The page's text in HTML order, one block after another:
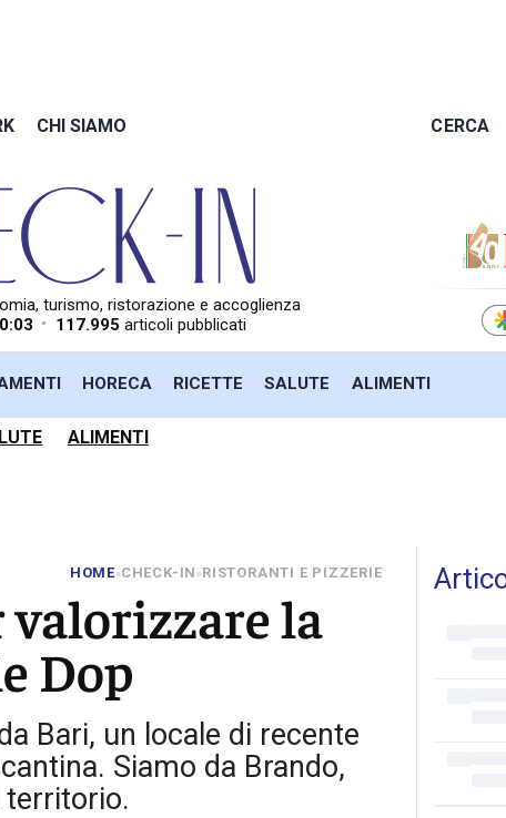
CHI SIAMO CERCA
turismo, ristorazione e accoglienza
• 117.995 articoli pubblicati
HORECA RICETTE SALUTE ALIMENTI
ALIMENTI
HOME»CHECK-IN »RISTORANTI E PIZZERIE
valorizzare la
Dop
Bari, un locale di recente
Siamo da Brando,
territorio.